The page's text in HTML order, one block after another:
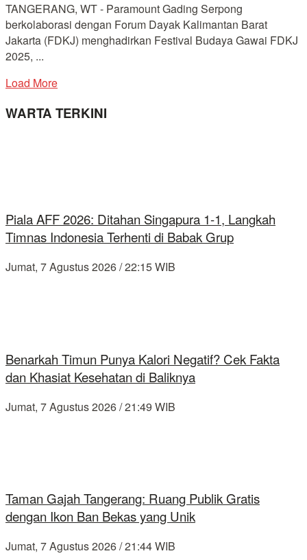
TANGERANG, WT - Paramount Gading Serpong
berkolaborasi dengan Forum Dayak Kalimantan Barat
Jakarta (FDKJ) menghadirkan Festival Budaya Gawai FDKJ
2025, ...
Load More
WARTA TERKINI
Piala AFF 2026: Ditahan Singapura 1-1, Langkah
Timnas Indonesia Terhenti di Babak Grup
Jumat, 7 Agustus 2026 / 22:15 WIB
Benarkah Timun Punya Kalori Negatif? Cek Fakta
dan Khasiat Kesehatan di Baliknya
Jumat, 7 Agustus 2026 / 21:49 WIB
Taman Gajah Tangerang: Ruang Publik Gratis
dengan Ikon Ban Bekas yang Unik
Jumat, 7 Agustus 2026 / 21:44 WIB